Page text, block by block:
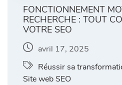
FONCTIONNEMENT
RECHERCHE : TOUT
VOTRE SEO
avril 17, 2025
Réussir sa
Site web SEO